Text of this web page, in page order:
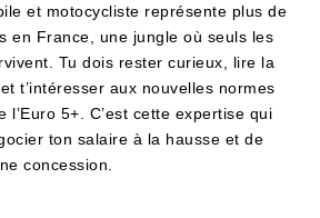
et motocycliste représente plus de
en France, une jungle où seuls les
Tu dois rester curieux, lire la
t’intéresser aux nouvelles normes
l’Euro 5+. C’est cette expertise qui
ton salaire à la hausse et de
concession.